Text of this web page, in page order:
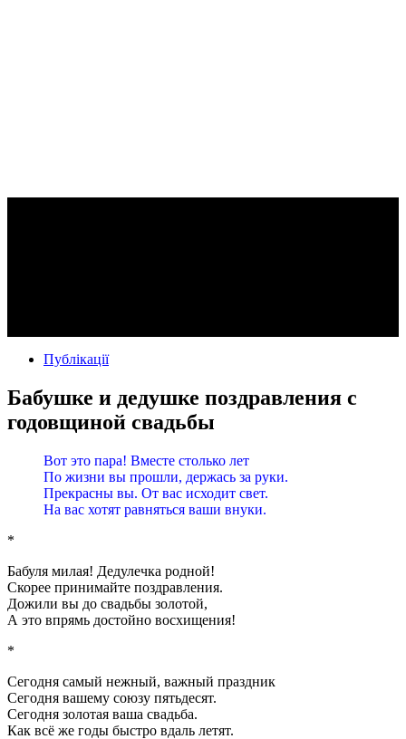
Публікації
Бабушке и дедушке поздравления с
годовщиной свадьбы
Вот это пара! Вместе столько лет
По жизни вы прошли, держась за руки.
Прекрасны вы. От вас исходит свет.
На вас хотят равняться ваши внуки.
*
Бабуля милая! Дедулечка родной!
Скорее принимайте поздравления.
Дожили вы до свадьбы золотой,
А это впрямь достойно восхищения!
*
Сегодня самый нежный, важный праздник
Сегодня вашему союзу пятьдесят.
Сегодня золотая ваша свадьба.
Как всё же годы быстро вдаль летят.